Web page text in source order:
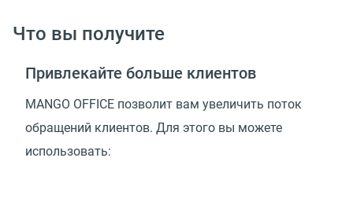
Что вы получите
Привлекайте больше клиентов
MANGO OFFICE позволит вам увеличить поток
обращений клиентов. Для этого вы можете
использовать: